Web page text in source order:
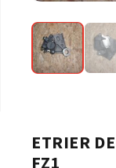
ETRIER
FZ1